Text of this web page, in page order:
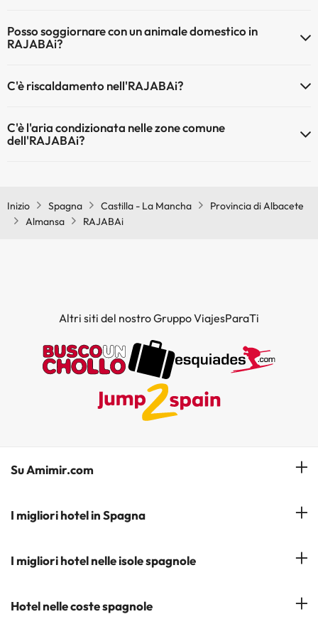
Posso soggiornare con un animale domestico in
RAJABAi?
pagamento diretto in hotel). Verifica le condizioni.
C'è riscaldamento nell'RAJABAi?
C'è l'aria condizionata nelle zone comune
dell'RAJABAi?
Inizio Spagna Castilla - La Mancha
Provincia di Albacete
Almansa
RAJABAi
Altri siti del nostro Gruppo ViajesParaTi
Su Amimir.com
Il Nostro Team
Iscrivetevi alla nostra newsletter
I migliori hotel in Spagna
Hotel a Salou
Hotel a Cádiz
I migliori hotel nelle isole spagnole
Hotel a Tenerife
Hotel nelle coste spagnole